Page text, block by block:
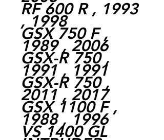
RF 600 R , 1993
, 1998
GSX 750 F ,
1989 , 2006
GSX-R 750 ,
1991 , 1991
GSX-R 750 ,
2011 , 2017
GSX 1100 F ,
1988 , 1996
VS 1400 GL